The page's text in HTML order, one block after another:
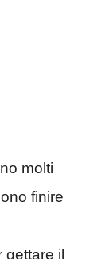
molti
finire
gettare il